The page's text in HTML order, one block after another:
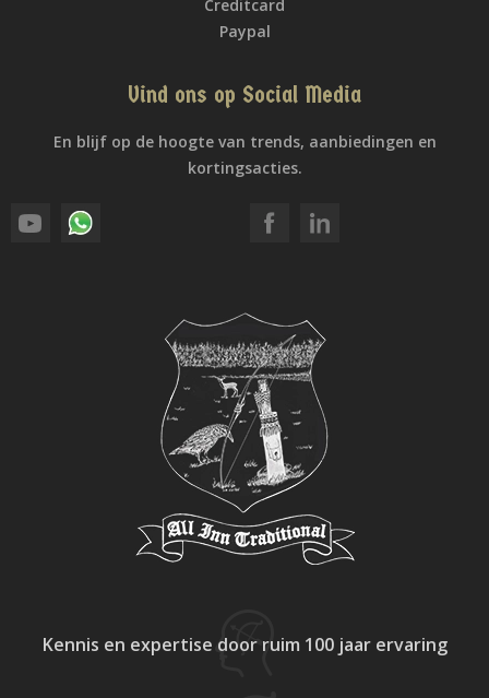
Creditcard
Paypal
Vind ons op Social Media
En blijf op de hoogte van trends, aanbiedingen en
kortingsacties.
Kennis en expertise door ruim 100 jaar ervaring